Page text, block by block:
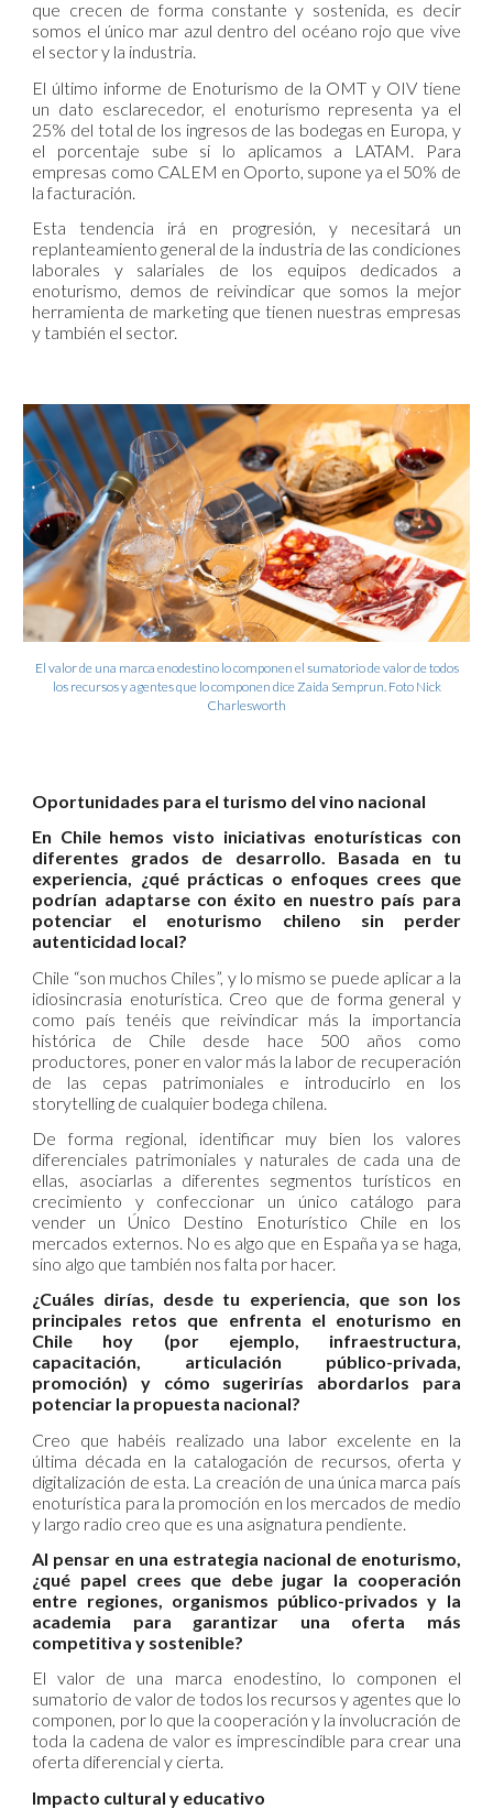
que crecen de forma constante y sostenida, es decir
somos el único mar azul dentro del océano rojo que vive
el sector y la industria.
El último informe de Enoturismo de la OMT y OIV tiene
un dato esclarecedor, el enoturismo representa ya el
25% del total de los ingresos de las bodegas en Europa, y
el porcentaje sube si lo aplicamos a LATAM. Para
empresas como CALEM en Oporto, supone ya el 50% de
la facturación.
Esta tendencia irá en progresión, y necesitará un
replanteamiento general de la industria de las condiciones
laborales y salariales de los equipos dedicados a
enoturismo, demos de reivindicar que somos la mejor
herramienta de marketing que tienen nuestras empresas
y también el sector.
El valor de una marca enodestino lo componen el sumatorio de valor de todos
los recursos y agentes que lo componen dice Zaida Semprun. Foto Nick
Charlesworth
Oportunidades para el turismo del vino nacional
En Chile hemos visto iniciativas enoturísticas con
diferentes grados de desarrollo. Basada en tu
experiencia, ¿qué prácticas o enfoques crees que
podrían adaptarse con éxito en nuestro país para
potenciar el enoturismo chileno sin perder
autenticidad local?
Chile “son muchos Chiles”, y lo mismo se puede aplicar a la
idiosincrasia enoturística. Creo que de forma general y
como país tenéis que reivindicar más la importancia
histórica de Chile desde hace 500 años como
productores, poner en valor más la labor de recuperación
de las cepas patrimoniales e introducirlo en los
storytelling de cualquier bodega chilena.
De forma regional, identificar muy bien los valores
diferenciales patrimoniales y naturales de cada una de
ellas, asociarlas a diferentes segmentos turísticos en
crecimiento y confeccionar un único catálogo para
vender un Único Destino Enoturístico Chile en los
mercados externos. No es algo que en España ya se haga,
sino algo que también nos falta por hacer.
¿Cuáles dirías, desde tu experiencia, que son los
principales retos que enfrenta el enoturismo en
Chile hoy (por ejemplo, infraestructura,
capacitación, articulación público-privada,
promoción) y cómo sugerirías abordarlos para
potenciar la propuesta nacional?
Creo que habéis realizado una labor excelente en la
última década en la catalogación de recursos, oferta y
digitalización de esta. La creación de una única marca país
enoturística para la promoción en los mercados de medio
y largo radio creo que es una asignatura pendiente.
Al pensar en una estrategia nacional de enoturismo,
¿qué papel crees que debe jugar la cooperación
entre regiones, organismos público-privados y la
academia para garantizar una oferta más
competitiva y sostenible?
El valor de una marca enodestino, lo componen el
sumatorio de valor de todos los recursos y agentes que lo
componen, por lo que la cooperación y la involucración de
toda la cadena de valor es imprescindible para crear una
oferta diferencial y cierta.
Impacto cultural y educativo